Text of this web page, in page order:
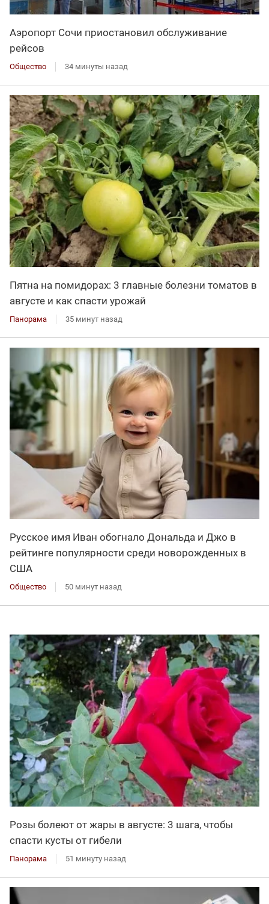
Аэропорт Сочи приостановил обслуживание
рейсов
Общество 34 минуты назад
Пятна на помидорах: 3 главные болезни томатов в
августе и как спасти урожай
Панорама 35 минут назад
Русское имя Иван обогнало Дональда и Джо в
рейтинге популярности среди новорожденных в
США
Общество 50 минут назад
Розы болеют от жары в августе: 3 шага, чтобы
спасти кусты от гибели
Панорама 51 минуту назад